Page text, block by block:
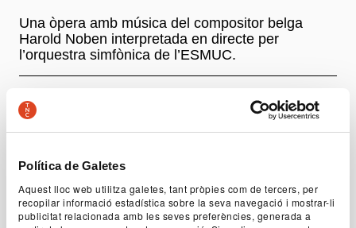
Política de Galetes
Aquest lloc web utilitza galetes, tant pròpies com de tercers, per
recopilar informació estadística sobre la seva navegació i mostrar-li
publicitat relacionada amb les seves preferències, generada a
Una òpera amb música del compositor belga
Harold Noben interpretada en directe per
l’orquestra simfònica de l’ESMUC.
Autoria
Michael De Cock, a partir de
Madame Bovaryde
Gustave Flaubert
Dramatúrgia
Marie Mergeay
Direcció
Carme Portaceli